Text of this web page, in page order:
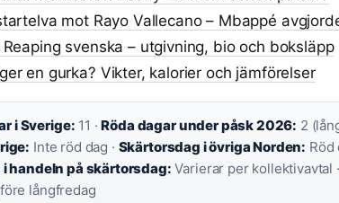
mot Rayo Vallecano – Mbappé
svenska – utgivning, bio och boksläpp
en gurka? Vikter, kalorier och jämförelser
i Sverige: 11 ·Röda dagar under påsk 2026: 2
Inte röd dag · Skärtorsdag i övriga Norden: Röd
handeln på skärtorsdag: Varierar per kollektivavtal ·
långfredag